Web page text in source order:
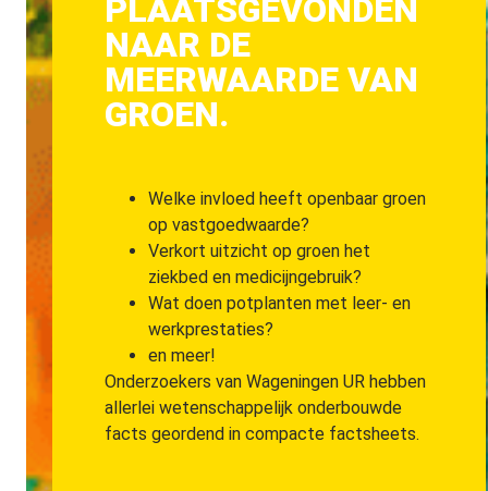
PLAATSGEVONDEN
NAAR DE
MEERWAARDE VAN
GROEN.
Welke invloed heeft openbaar groen
op vastgoedwaarde?
Verkort uitzicht op groen het
ziekbed en medicijngebruik?
Wat doen potplanten met leer- en
werkprestaties?
en meer!
Onderzoekers van Wageningen UR hebben
allerlei wetenschappelijk onderbouwde
facts geordend in compacte factsheets.